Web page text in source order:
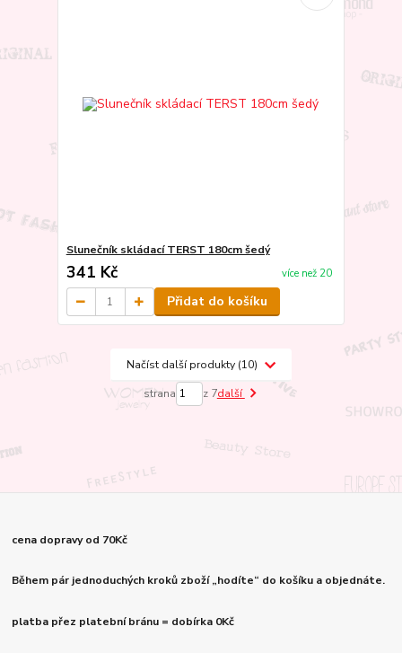
Slunečník skládací TERST 180cm šedý
341 Kč více než 20
Přidat do košíku
Načíst další produkty (10)
strana z 7další
cena dopravy od 70Kč
Během pár jednoduchých kroků zboží „hodíte“ do košíku a objednáte.
platba přez platební bránu = dobírka 0Kč